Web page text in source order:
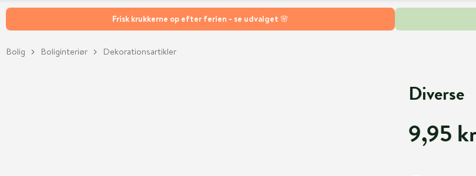
Frisk krukkerne op efter ferien - se udvalget 🌸
Bolig Boliginteriør Dekorationsartikler
Diverse
9,95